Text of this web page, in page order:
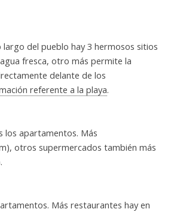
del pueblo hay 3 hermosos sitios
fresca, otro más permite la
delante de los
referente a la playa.
los apartamentos. Más
otros supermercados también más
Más restaurantes hay en